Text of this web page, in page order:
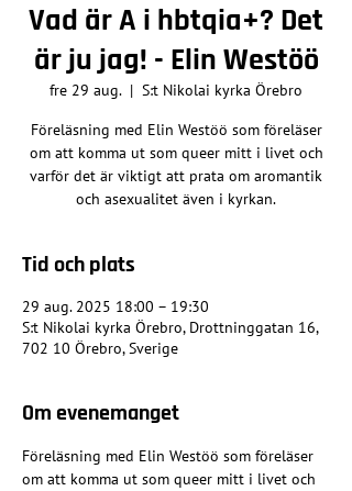
Vad är A i hbtqia+? Det
är ju jag! - Elin Westöö
fre 29 aug.
  |
S:t Nikolai kyrka Örebro
Föreläsning med Elin Westöö som föreläser
om att komma ut som queer mitt i livet och
varför det är viktigt att prata om aromantik
och asexualitet även i kyrkan.
Tid och plats
29 aug. 2025 18:00 – 19:30
S:t Nikolai kyrka Örebro, Drottninggatan 16,
702 10 Örebro, Sverige
Om evenemanget
Föreläsning med Elin Westöö som föreläser
om att komma ut som queer mitt i livet och